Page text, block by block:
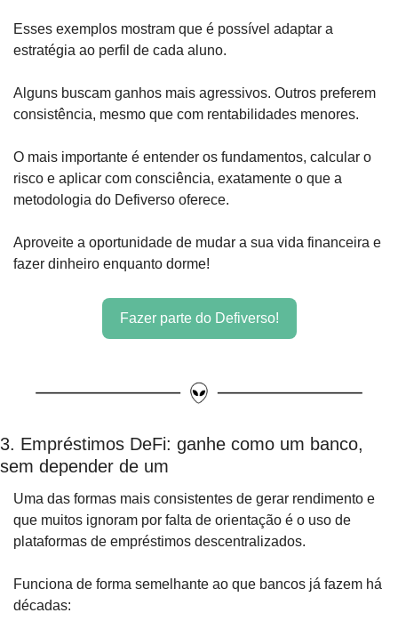
Esses exemplos mostram que é possível adaptar a
estratégia ao perfil de cada aluno.
Alguns buscam ganhos mais agressivos. Outros preferem
consistência, mesmo que com rentabilidades menores.
O mais importante é entender os fundamentos, calcular o
risco e aplicar com consciência, exatamente o que a
metodologia do Defiverso oferece.
Aproveite a oportunidade de mudar a sua vida financeira e
fazer dinheiro enquanto dorme!
Fazer parte do Defiverso!
3. Empréstimos DeFi: ganhe como um banco,
sem depender de um
Uma das formas mais consistentes de gerar rendimento e
que muitos ignoram por falta de orientação é o uso de
plataformas de empréstimos descentralizados.
Funciona de forma semelhante ao que bancos já fazem há
décadas: